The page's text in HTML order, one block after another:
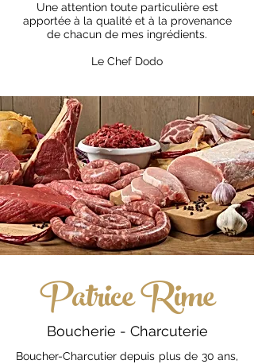
Une attention toute particulière est
apportée à la qualité et à la provenance
de chacun de mes ingrédients.
Le Chef Dodo
Patrice Rime
Boucherie - Charcuterie
Boucher-Charcutier depuis plus de 30 ans,